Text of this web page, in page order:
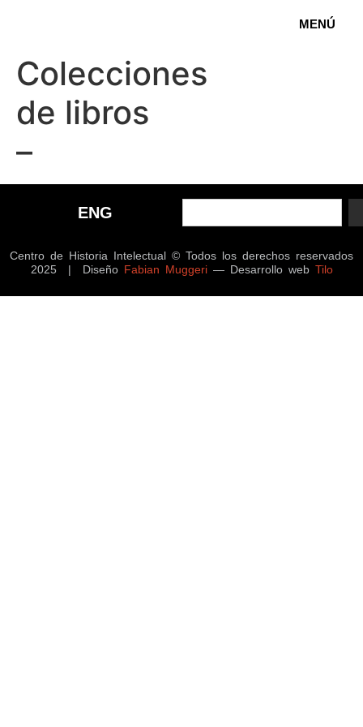
MENÚ
Colecciones
de libros
–
ENG
Centro de Historia Intelectual © Todos los derechos reservados
2025 | Diseño Fabian Muggeri— Desarrollo web Tilo